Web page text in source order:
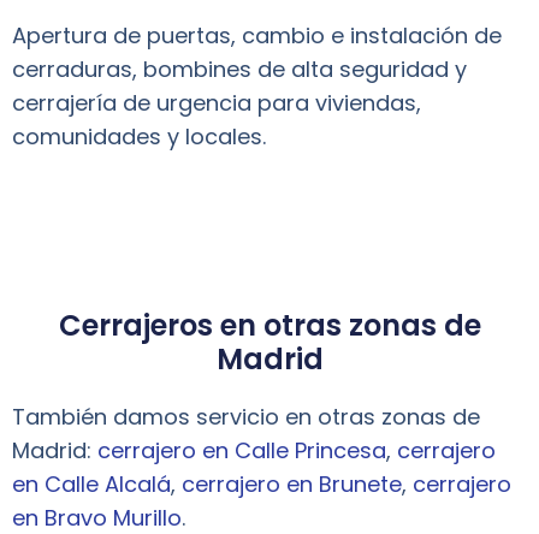
Apertura de puertas, cambio e instalación de
cerraduras, bombines de alta seguridad y
cerrajería de urgencia para viviendas,
comunidades y locales.
Cerrajeros en otras zonas de
Madrid
También damos servicio en otras zonas de
Madrid: cerrajero en Calle Princesa, cerrajero
en Calle Alcalá, cerrajero en Brunete, cerrajero
en Bravo Murillo.